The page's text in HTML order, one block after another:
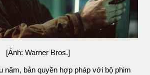
[Ảnh: Warner Bros.]
năm, bản quyền hợp pháp với bộ phim